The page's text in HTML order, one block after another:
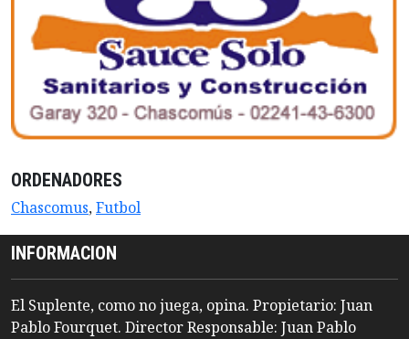
ORDENADORES
Chascomus,Futbol
INFORMACION
El Suplente, como no juega, opina. Propietario: Juan
Pablo Fourquet. Director Responsable: Juan Pablo